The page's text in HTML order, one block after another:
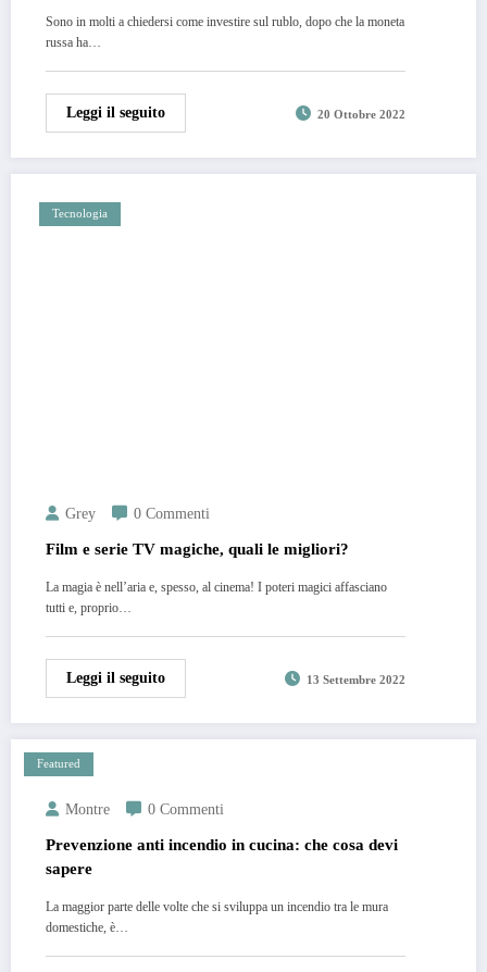
Sono in molti a chiedersi come investire sul rublo, dopo che la moneta
russa ha…
Leggi il seguito 20 Ottobre 2022
Tecnologia
Grey 0 Commenti
Film e serie TV magiche, quali le migliori?
La magia è nell’aria e, spesso, al cinema! I poteri magici affasciano
tutti e, proprio…
Leggi il seguito 13 Settembre 2022
Featured
Montre 0 Commenti
Prevenzione anti incendio in cucina: che cosa devi
sapere
La maggior parte delle volte che si sviluppa un incendio tra le mura
domestiche, è…